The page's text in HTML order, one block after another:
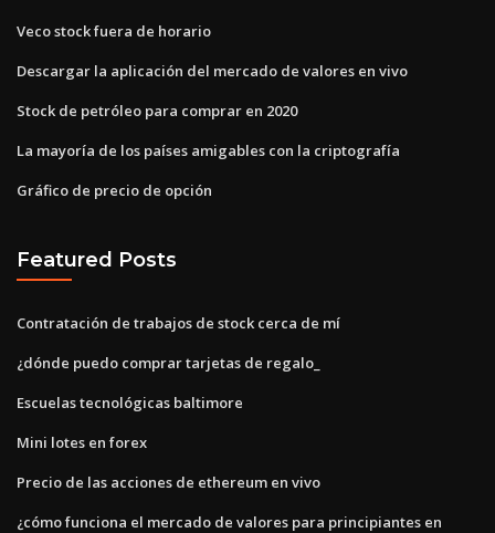
Veco stock fuera de horario
Descargar la aplicación del mercado de valores en vivo
Stock de petróleo para comprar en 2020
La mayoría de los países amigables con la criptografía
Gráfico de precio de opción
Featured Posts
Contratación de trabajos de stock cerca de mí
¿dónde puedo comprar tarjetas de regalo_
Escuelas tecnológicas baltimore
Mini lotes en forex
Precio de las acciones de ethereum en vivo
¿cómo funciona el mercado de valores para principiantes en